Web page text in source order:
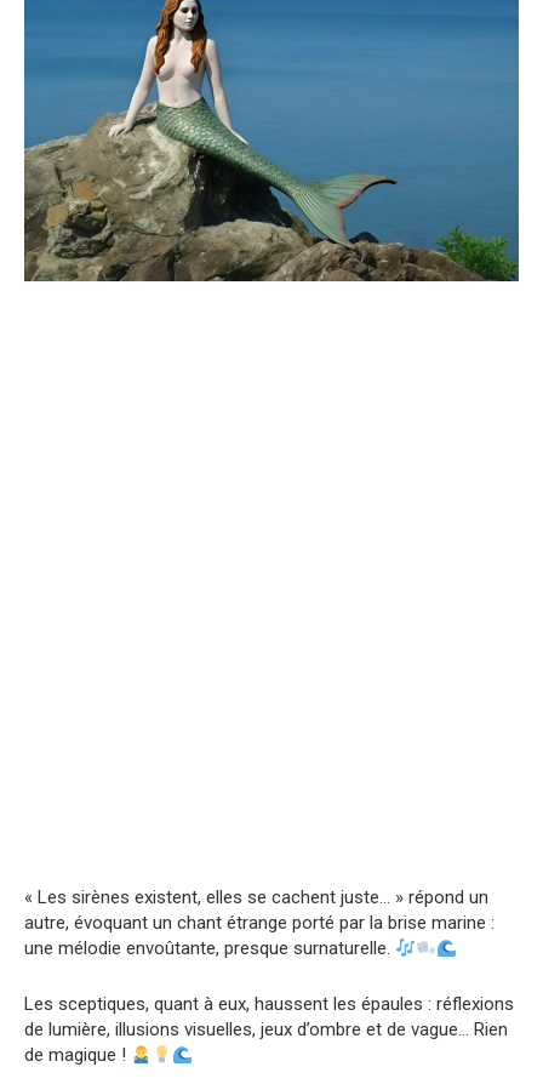
« Les sirènes existent, elles se cachent juste… » répond un
autre, évoquant un chant étrange porté par la brise marine :
une mélodie envoûtante, presque surnaturelle.
Les sceptiques, quant à eux, haussent les épaules : réflexions
de lumière, illusions visuelles, jeux d’ombre et de vague… Rien
de magique !